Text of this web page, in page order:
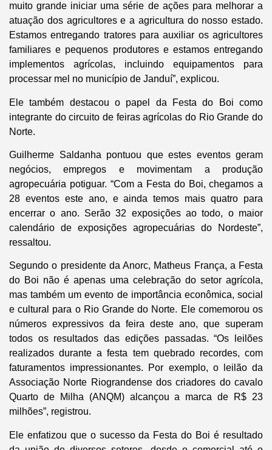
muito grande iniciar uma série de ações para melhorar a
atuação dos agricultores e a agricultura do nosso estado.
Estamos entregando tratores para auxiliar os agricultores
familiares e pequenos produtores e estamos entregando
implementos agrícolas, incluindo equipamentos para
processar mel no município de Janduí”, explicou.
Ele também destacou o papel da Festa do Boi como
integrante do circuito de feiras agrícolas do Rio Grande do
Norte.
Guilherme Saldanha pontuou que estes eventos geram
negócios, empregos e movimentam a produção
agropecuária potiguar. “Com a Festa do Boi, chegamos a
28 eventos este ano, e ainda temos mais quatro para
encerrar o ano. Serão 32 exposições ao todo, o maior
calendário de exposições agropecuárias do Nordeste”,
ressaltou.
Segundo o presidente da Anorc, Matheus França, a Festa
do Boi não é apenas uma celebração do setor agrícola,
mas também um evento de importância econômica, social
e cultural para o Rio Grande do Norte. Ele comemorou os
números expressivos da feira deste ano, que superam
todos os resultados das edições passadas. “Os leilões
realizados durante a festa tem quebrado recordes, com
faturamentos impressionantes. Por exemplo, o leilão da
Associação Norte Riograndense dos criadores do cavalo
Quarto de Milha (ANQM) alcançou a marca de R$ 23
milhões”, registrou.
Ele enfatizou que o sucesso da Festa do Boi é resultado